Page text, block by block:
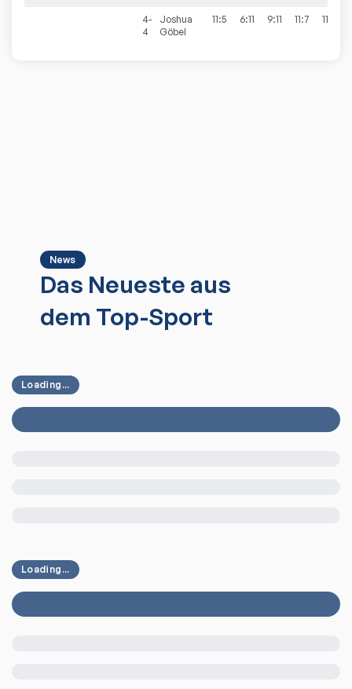
4-
4
Joshua
Göbel
11:5 6:11 9:11 11:7 11:7
News
Das Neueste aus
dem Top-Sport
Loading...
Loading...